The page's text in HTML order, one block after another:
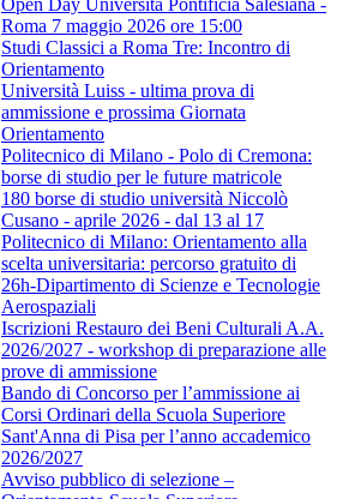
Open Day Università Pontificia Salesiana -
Roma 7 maggio 2026 ore 15:00
Studi Classici a Roma Tre: Incontro di
Orientamento
Università Luiss - ultima prova di
ammissione e prossima Giornata
Orientamento
Politecnico di Milano - Polo di Cremona:
borse di studio per le future matricole
180 borse di studio università Niccolò
Cusano - aprile 2026 - dal 13 al 17
Politecnico di Milano: Orientamento alla
scelta universitaria: percorso gratuito di
26h-Dipartimento di Scienze e Tecnologie
Aerospaziali
Iscrizioni Restauro dei Beni Culturali A.A.
2026/2027 - workshop di preparazione alle
prove di ammissione
Bando di Concorso per l’ammissione ai
Corsi Ordinari della Scuola Superiore
Sant'Anna di Pisa per l’anno accademico
2026/2027
Avviso pubblico di selezione –